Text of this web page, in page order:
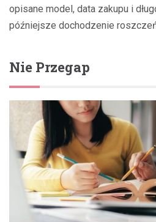
opisane model, data zakupu i
późniejsze dochodzenie
Nie Przegap